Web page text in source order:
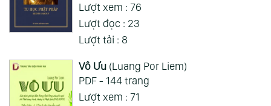
Lượt xem : 76
Lượt đọc : 23
Lượt tải : 8
Vô Ưu(Luang Por Liem)
PDF - 144 trang
Lượt xem : 71